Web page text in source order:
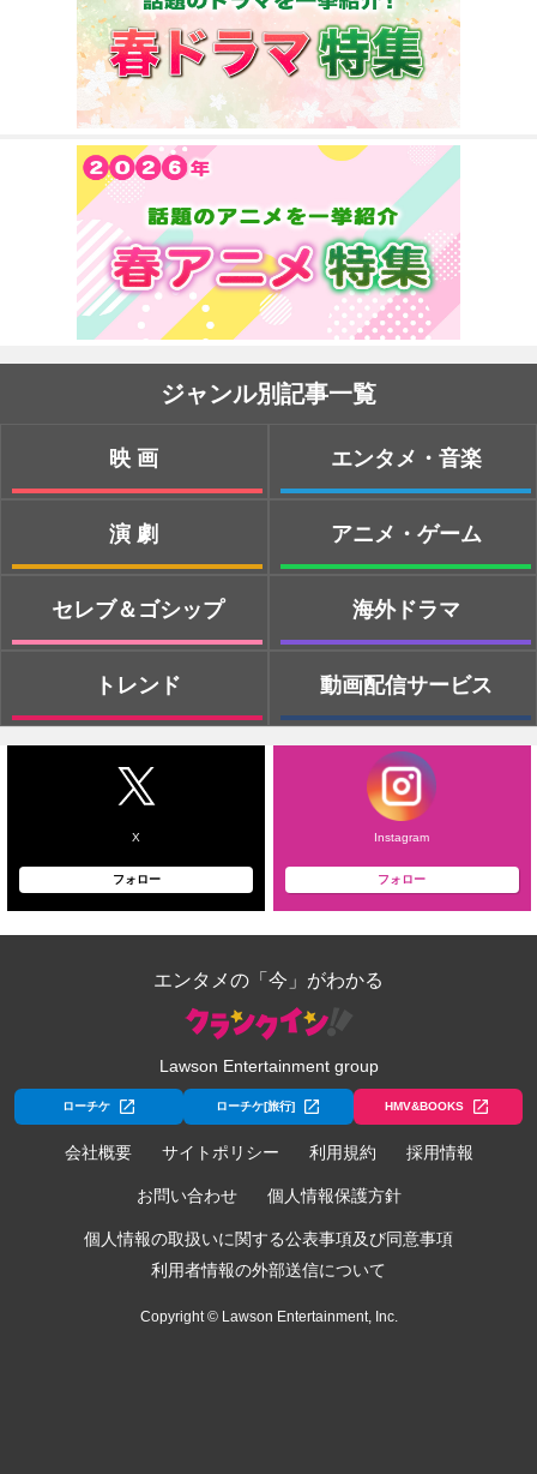
ジャンル別記事一覧
映画
演劇
セレブ＆ゴシップ
トレンド
エンタメ・音楽
アニメ・ゲーム
海外ドラマ
動画配信サービス
X
フォロー
Instagram
フォロー
エンタメの「今」がわかる
Lawson Entertainment group
ローチケ ローチケ[旅行] HMV&BOOKS
会社概要 サイトポリシー 利用規約 採用情報
お問い合わせ 個人情報保護方針
個人情報の取扱いに関する公表事項及び同意事項
利用者情報の外部送信について
Copyright © Lawson Entertainment, Inc.